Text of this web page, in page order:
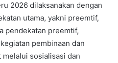
2026 dilaksanakan dengan
utama, yakni preemtif,
pendekatan preemtif,
pembinaan dan
melalui sosialisasi dan